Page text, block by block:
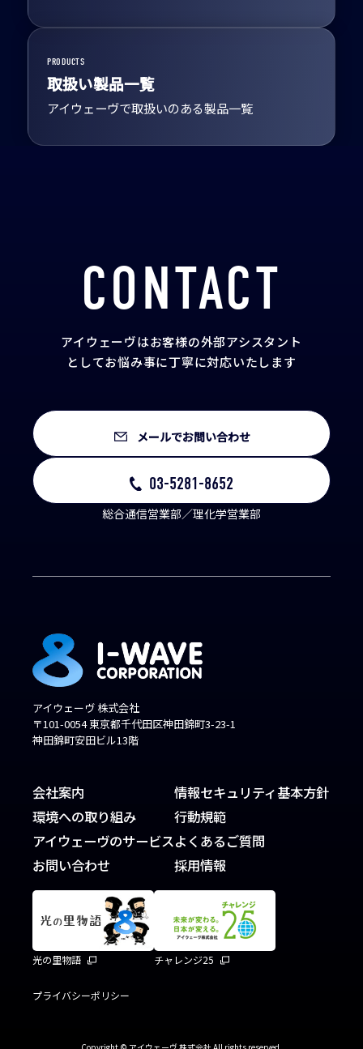
PRODUCTS
取扱い製品一覧
アイウェーヴで取扱いのある製品一覧
CONTACT
アイウェーヴはお客様の外部アシスタント
としてお悩み事に丁寧に対応いたします
メールでお問い合わせ
03-5281-8652
総合通信営業部／理化学営業部
アイウェーヴ 株式会社
〒101-0054 東京都千代田区神田錦町3-23-1
神田錦町安田ビル13階
会社案内
環境への取り組み
アイウェーヴのサービス
お問い合わせ
情報セキュリティ基本方針
行動規範
よくあるご質問
採用情報
光の里物語 チャレンジ25
プライバシーポリシー